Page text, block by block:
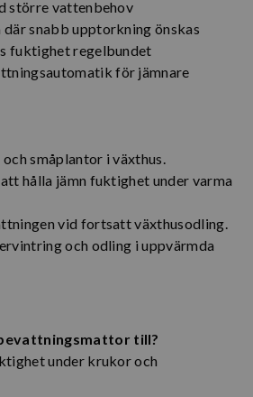
större vattenbehov
snabb upptorkning önskas
fuktighet regelbundet
för jämnare
småplantor i växthus.
hålla jämn fuktighet under varma
vid fortsatt växthusodling.
och odling i uppvärmda
till?
under krukor och